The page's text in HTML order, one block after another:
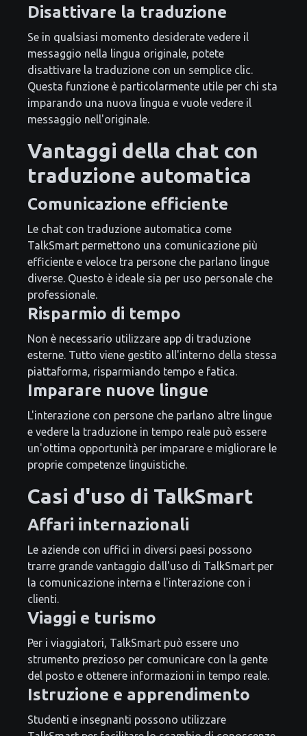
Disattivare la traduzione
Se in qualsiasi momento desiderate vedere il
messaggio nella lingua originale, potete
disattivare la traduzione con un semplice clic.
Questa funzione è particolarmente utile per chi sta
imparando una nuova lingua e vuole vedere il
messaggio nell'originale.
Vantaggi della chat con
traduzione automatica
Comunicazione efficiente
Le chat con traduzione automatica come
TalkSmart permettono una comunicazione più
efficiente e veloce tra persone che parlano lingue
diverse. Questo è ideale sia per uso personale che
professionale.
Risparmio di tempo
Non è necessario utilizzare app di traduzione
esterne. Tutto viene gestito all'interno della stessa
piattaforma, risparmiando tempo e fatica.
Imparare nuove lingue
L'interazione con persone che parlano altre lingue
e vedere la traduzione in tempo reale può essere
un'ottima opportunità per imparare e migliorare le
proprie competenze linguistiche.
Casi d'uso di TalkSmart
Affari internazionali
Le aziende con uffici in diversi paesi possono
trarre grande vantaggio dall'uso di TalkSmart per
la comunicazione interna e l'interazione con i
clienti.
Viaggi e turismo
Per i viaggiatori, TalkSmart può essere uno
strumento prezioso per comunicare con la gente
del posto e ottenere informazioni in tempo reale.
Istruzione e apprendimento
Studenti e insegnanti possono utilizzare